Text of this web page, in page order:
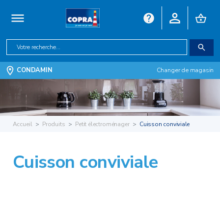
CONDAMIN Changer de magasin
Accueil Produits Petit électroménager Cuisson conviviale
Cuisson conviviale